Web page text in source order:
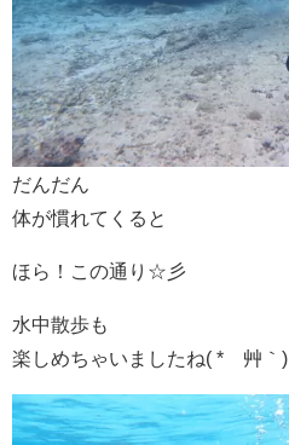
だんだん
体が慣れてくると
ほら！この通り☆彡
水中散歩も
楽しめちゃいましたね( *´艸｀)